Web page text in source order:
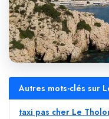
Autres mots-clés sur
taxi pas cher Le